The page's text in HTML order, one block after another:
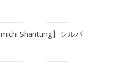
Shantung】シルバ